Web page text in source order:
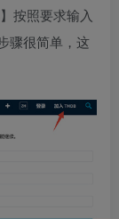
按照要求输入
骤很简单，这